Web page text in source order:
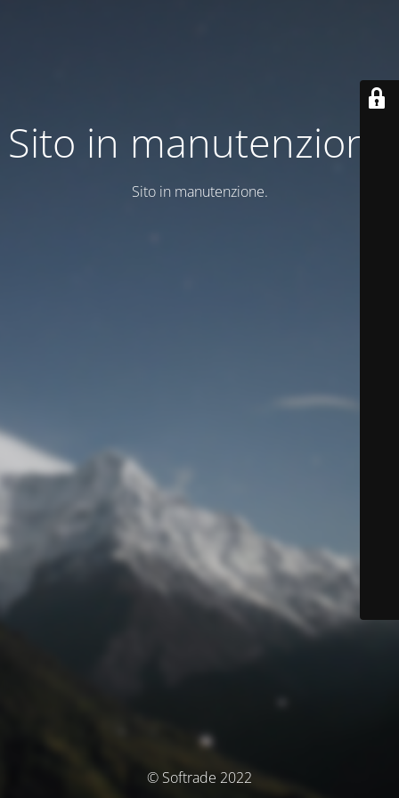
Sito in manutenzione
Sito in manutenzione.
© Softrade 2022